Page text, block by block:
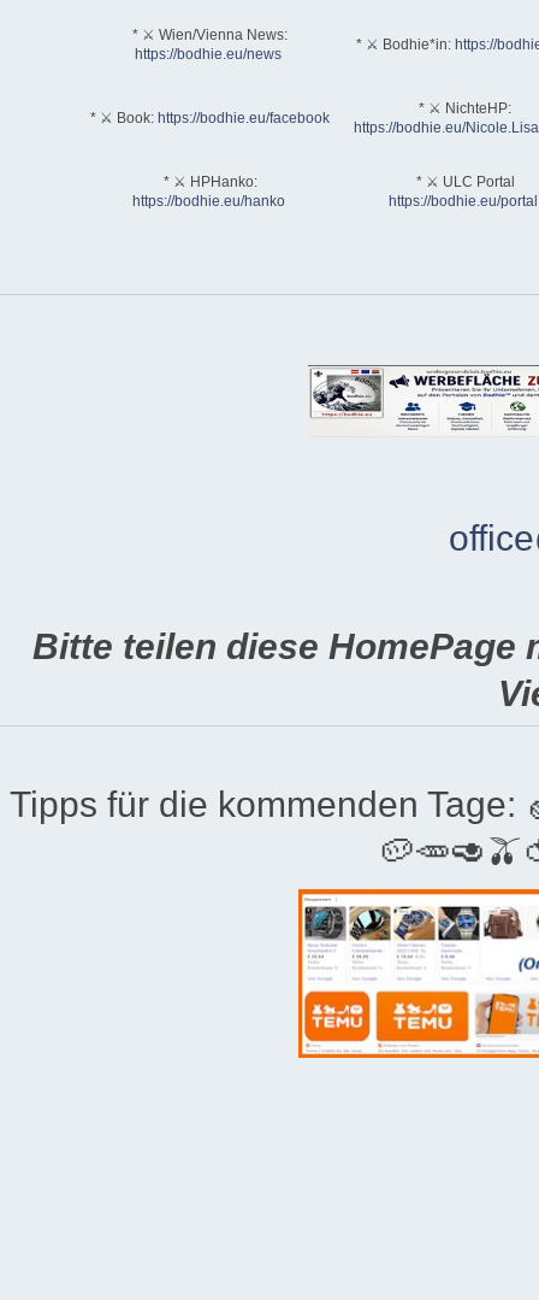
* ⚔ Wien/Vienna News:
https://bodhie.eu/news
* ⚔ Bodhie*in: https://
* ⚔ Book: https://bodhie.eu/facebook
* ⚔ NichteHP:
https://bodhie.eu/
* ⚔ HPHanko:
https://bodhie.eu/hanko
* ⚔ ULC Portal
https://bodhie.eu/portal
Bitte teilen diese HomePage
Tipps für die kommenden